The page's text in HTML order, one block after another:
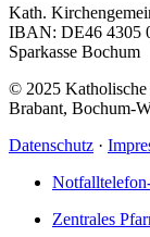
Kath.
IBAN: DE46 4305
Sparkasse Bochum
© 2025 Katholische
Brabant, Bochum-
Datenschutz ·
Zentrales